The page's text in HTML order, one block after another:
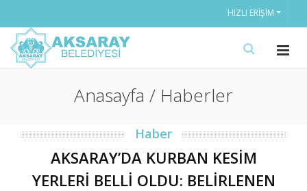
HIZLI ERIŞIM
Anasayfa / Haberler
Haber
AKSARAY’DA KURBAN KESİM
YERLERİ BELLİ OLDU: BELİRLENEN